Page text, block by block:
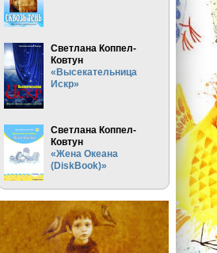
Светлана Коппел-
Ковтун
«Высекательница
Искр»
Светлана Коппел-
Ковтун
«Жена Океана
(DiskBook)»